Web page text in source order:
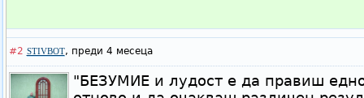
#2 STIVBOT, преди 4 месеца
"БЕЗУМИЕ и лудост е да правиш